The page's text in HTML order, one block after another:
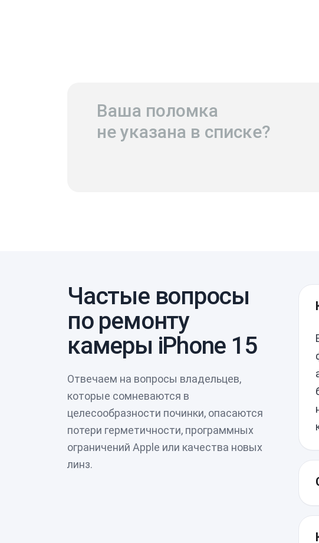
Ваша поломка
не указана в списке?
Частые вопросы
по ремонту
камеры iPhone 15
Отвечаем на вопросы владельцев,
которые сомневаются в
целесообразности починки, опасаются
потери герметичности, программных
ограничений Apple или качества новых
линз.